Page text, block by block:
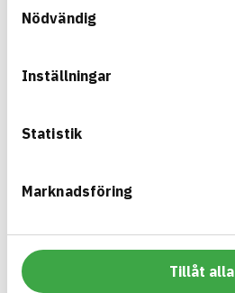
Nödvändig
Inställningar
Statistik
Marknadsföring
Tillåt alla
en egen och länkbar sökmotor.
produkter på ett enkelt sätt.